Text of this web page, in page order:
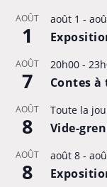
AOÛT
1
août 1 -
AOÛT
7
20h00-
Contes
AOÛT
8
Toute la
Vide-
AOÛT
8
août 8-